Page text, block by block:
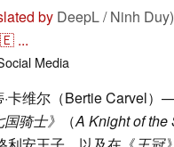
by DeepL / Ninh
...
Media
·卡维尔（Bertie Carvel
国骑士》 （A Knight of